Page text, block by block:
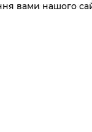
вами нашого